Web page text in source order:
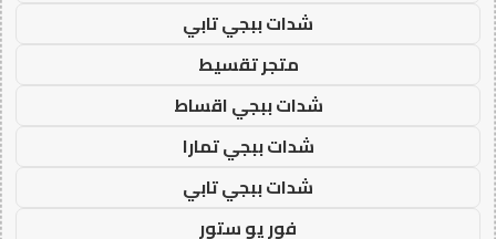
شدات ببجي تابي
متجر تقسيط
شدات ببجي اقساط
شدات ببجي تمارا
شدات ببجي تابي
فور يو ستور